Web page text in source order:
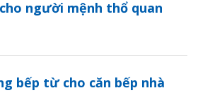
người mệnh thổ quan
bếp từ cho căn bếp nhà